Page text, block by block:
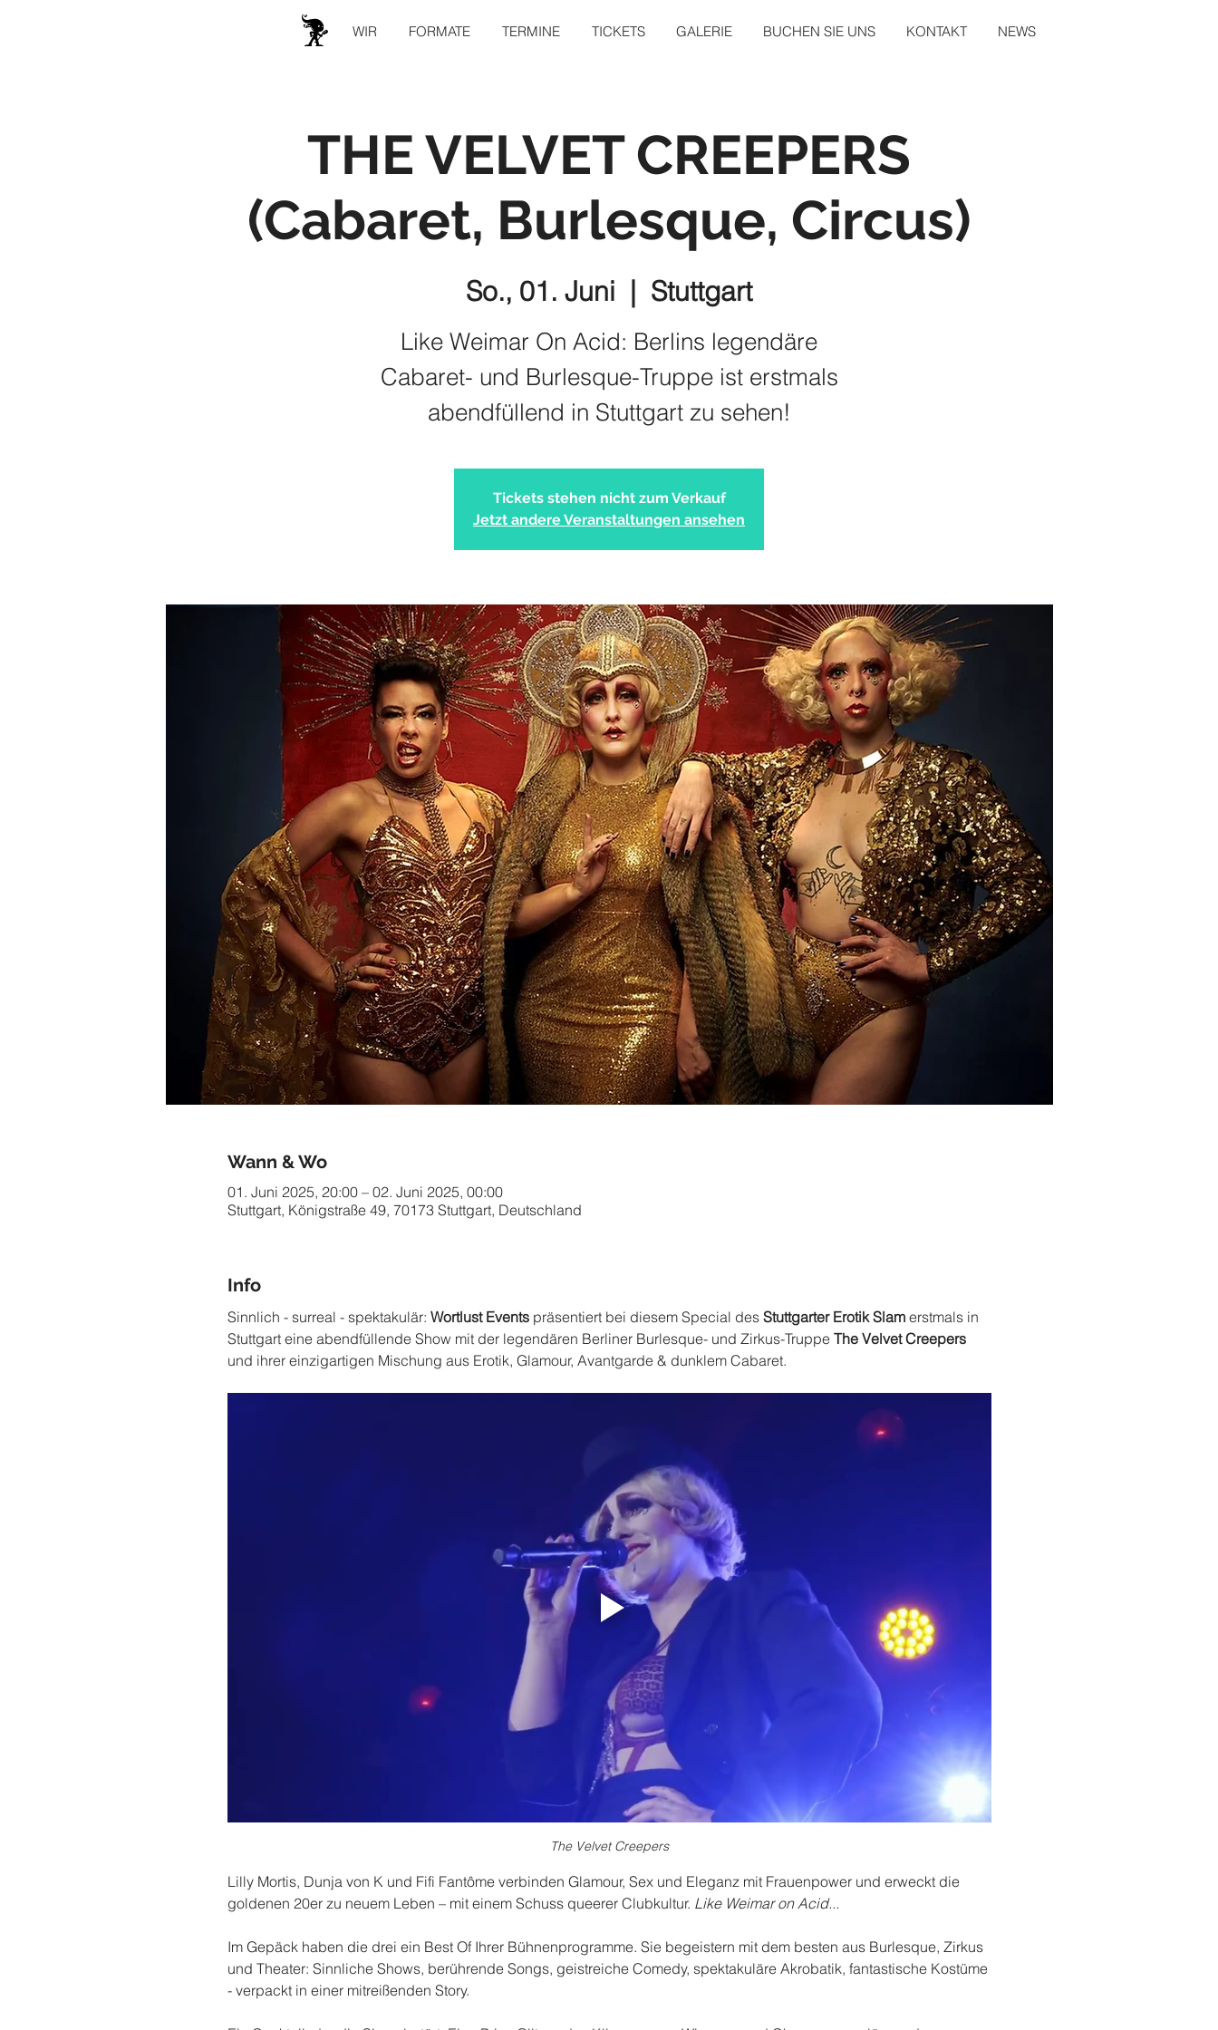
WIR FORMATE TERMINE TICKETS GALERIE BUCHEN SIE UNS KONTAKT NEWS
THE VELVET CREEPERS
(Cabaret, Burlesque, Circus)
So., 01. Juni
  |
Stuttgart
Like Weimar On Acid: Berlins legendäre
Cabaret- und Burlesque-Truppe ist erstmals
abendfüllend in Stuttgart zu sehen!
Tickets stehen nicht zum Verkauf
Jetzt andere Veranstaltungen ansehen
Wann & Wo
01. Juni 2025, 20:00 – 02. Juni 2025, 00:00
Stuttgart, Königstraße 49, 70173 Stuttgart, Deutschland
Info
Sinnlich - surreal - spektakulär: Wortlust Events präsentiert bei diesem Special des Stuttgarter Erotik Slam erstmals in
Stuttgart eine abendfüllende Show mit der legendären Berliner Burlesque- und Zirkus-Truppe The Velvet Creepers
und ihrer einzigartigen Mischung aus Erotik, Glamour, Avantgarde & dunklem Cabaret.
The Velvet Creepers
Lilly Mortis, Dunja von K und Fifi Fantôme verbinden Glamour, Sex und Eleganz mit Frauenpower und erweckt die
goldenen 20er zu neuem Leben – mit einem Schuss queerer Clubkultur. Like Weimar on Acid...
Im Gepäck haben die drei ein Best Of Ihrer Bühnenprogramme. Sie begeistern mit dem besten aus Burlesque, Zirkus
und Theater: Sinnliche Shows, berührende Songs, geistreiche Comedy, spektakuläre Akrobatik, fantastische Kostüme
- verpackt in einer mitreißenden Story.